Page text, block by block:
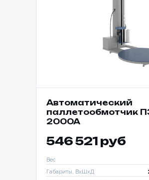
Автоматический
паллетообмотчик
2000A
546 521 руб
Вес
Габариты, ВхШхД